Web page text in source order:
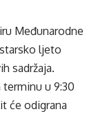
Međunarodne
ljeto
sadržaja.
terminu u 9:30
će odigrana